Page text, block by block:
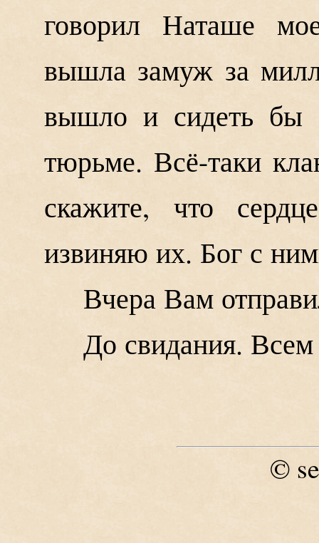
говорил Наташе
вышла замуж за
вышло и сидеть бы
тюрьме. Всё-таки
скажите, что
извиняю их. Бог с
Вчера Вам
До свидания.
©